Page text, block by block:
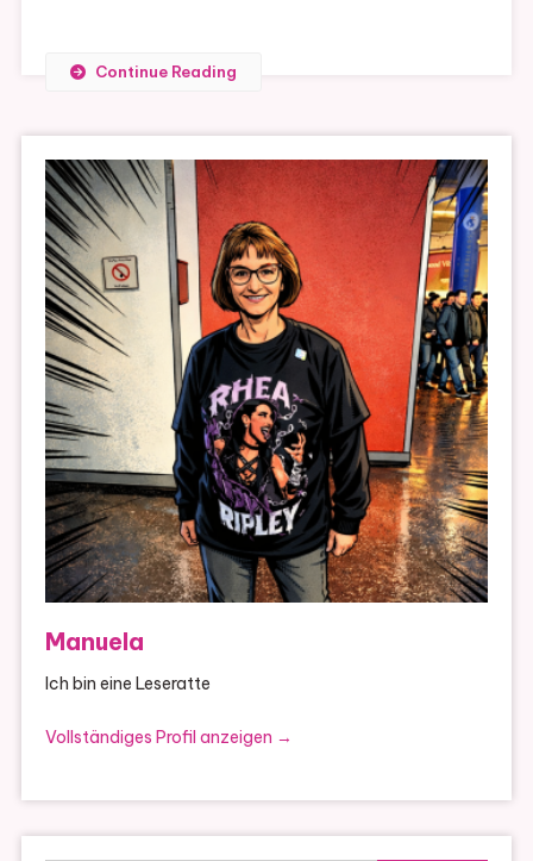
Continue Reading
Manuela
Ich bin eine Leseratte
Vollständiges Profil anzeigen →